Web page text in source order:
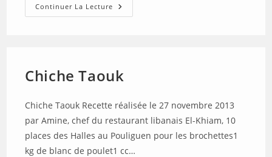
Continuer La Lecture Krumberkichle
(Galettes
Chiche Taouk
Chiche Taouk Recette réalisée le 27 novembre 2013
par Amine, chef du restaurant libanais El-Khiam, 10
places des Halles au Pouliguen pour les brochettes1
kg de blanc de poulet1 cc…